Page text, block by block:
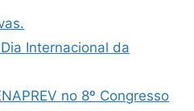
Internacional da
no 8º Congresso